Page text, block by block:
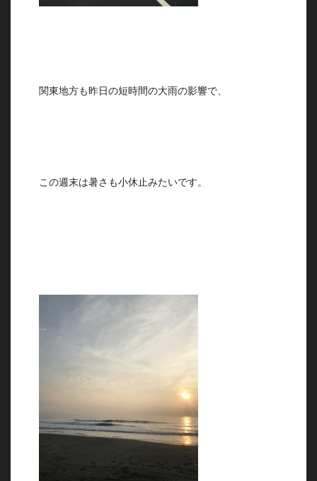
関東地方も昨日の短時間の大雨の影響で、
この週末は暑さも小休止みたいです。